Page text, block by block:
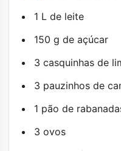
1 L de leite
150 g de açúcar
3 casquinhas de
3 pauzinhos de
1 pão de
3 ovos